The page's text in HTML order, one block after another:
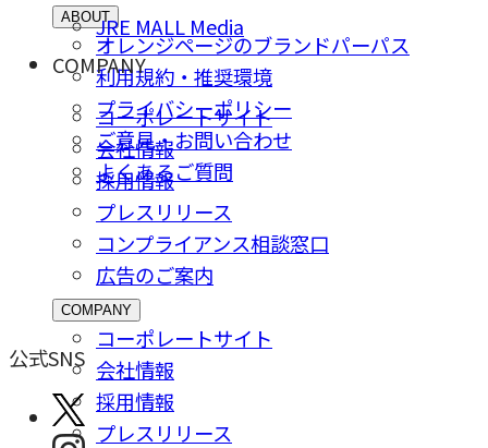
JRE MALL Media
ABOUT
オレンジページのブランドパーパス
利用規約・推奨環境
プライバシーポリシー
ご意⾒・お問い合わせ
よくあるご質問
COMPANY
コーポレートサイト
会社情報
採⽤情報
プレスリリース
コンプライアンス相談窓⼝
広告のご案内
COMPANY
コーポレートサイト
会社情報
採⽤情報
プレスリリース
公式SNS